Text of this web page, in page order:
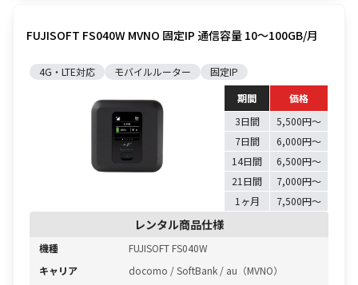
FUJISOFT FS040W MVNO 固定IP 通信容量 10〜100GB/月
4G・LTE対応 モバイルルーター
固定IP
期間
価格
3日間
5,500円〜
7日間
6,000円〜
14日間
6,500円〜
21日間
7,000円〜
1ヶ月
7,500円〜
レンタル商品仕様
機種
FUJISOFT FS040W
キャリア
docomo / SoftBank / au（MVNO）